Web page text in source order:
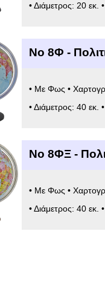
• Διάμετρος: 20
Νο 8Φ -
• Με Φως •
• Διάμετρος: 40
Νο 8ΦΞ -
• Με Φως •
• Διάμετρος: 40